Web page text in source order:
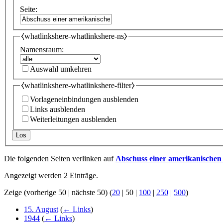
Seite:
⧼whatlinkshere-whatlinkshere-ns⧽
Namensraum:
Auswahl umkehren
⧼whatlinkshere-whatlinkshere-filter⧽
Vorlageneinbindungen ausblenden
Links ausblenden
Weiterleitungen ausblenden
Los
Die folgenden Seiten verlinken auf Abschuss einer
Angezeigt werden 2 Einträge.
Zeige (vorherige 50 | nächste 50) (20 | 50 | 100 | 250 | 500)
15. August (← Links)
1944 (← Links)